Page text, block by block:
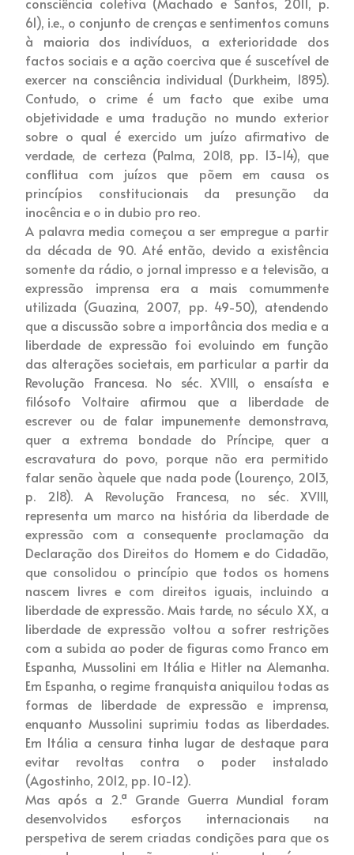
61), i.e., o conjunto de crenças e sentimentos comuns
à maioria dos indivíduos, a exterioridade dos
factos sociais e a ação coerciva que é suscetível de
exercer na consciência individual (Durkheim, 1895).
Contudo, o crime é um facto que exibe uma
objetividade e uma tradução no mundo exterior
sobre o qual é exercido um juízo afirmativo de
verdade, de certeza (Palma, 2018, pp. 13-14), que
conflitua com juízos que põem em causa os
princípios constitucionais da presunção da
inocência e o in dubio pro reo.
A palavra media começou a ser empregue a partir
da década de 90. Até então, devido a existência
somente da rádio, o jornal impresso e a televisão, a
expressão imprensa era a mais comummente
utilizada (Guazina, 2007, pp. 49-50), atendendo
que a discussão sobre a importância dos media e a
liberdade de expressão foi evoluindo em função
das alterações societais, em particular a partir da
Revolução Francesa. No séc. XVIII, o ensaísta e
filósofo Voltaire afirmou que a liberdade de
escrever ou de falar impunemente demonstrava,
quer a extrema bondade do Príncipe, quer a
escravatura do povo, porque não era permitido
falar senão àquele que nada pode (Lourenço, 2013,
p. 218). A Revolução Francesa, no séc. XVIII,
representa um marco na história da liberdade de
expressão com a consequente proclamação da
Declaração dos Direitos do Homem e do Cidadão,
que consolidou o princípio que todos os homens
nascem livres e com direitos iguais, incluindo a
liberdade de expressão. Mais tarde, no século XX, a
liberdade de expressão voltou a sofrer restrições
com a subida ao poder de figuras como Franco em
Espanha, Mussolini em Itália e Hitler na Alemanha.
Em Espanha, o regime franquista aniquilou todas as
formas de liberdade de expressão e imprensa,
enquanto Mussolini suprimiu todas as liberdades.
Em Itália a censura tinha lugar de destaque para
evitar revoltas contra o poder instalado
(Agostinho, 2012, pp. 10-12).
Mas após a 2.ª Grande Guerra Mundial foram
desenvolvidos esforços internacionais na
perspetiva de serem criadas condições para que os